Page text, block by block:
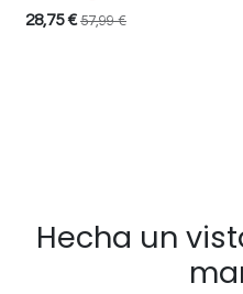
28,75€ 57,99€
Hecha un